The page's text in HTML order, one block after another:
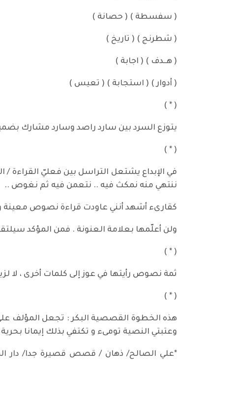
( سفسطة ) ( حصانة )
( شطرنج ) ( تاريخ )
( هــدف ) ( اجابة )
( أدوار ) ( استجابة ) ( تعيس )
( * )
يتوزع السرد بين سارد راصد وسارد مشارك
( * )
في الإبداع يشتعل التراسل بين فعليّ القراءة
ننتهي منه نمكث فيه .. نتعمن فيه ثم نغوص ..
كقارىء أشهد أنني عاودت قراءة نصوص
ولن أعلّمها بعلامة العنونة . فمن المؤكد
( * )
ثمة نصوص رأيتها في عوز إلى كلمات أخرى ،
( * )
هذه الخطوة القصصية البكر : تجعل المؤلف
وعتبتي النصية تومىء و تكتفي بذلك إيمانا بحرية